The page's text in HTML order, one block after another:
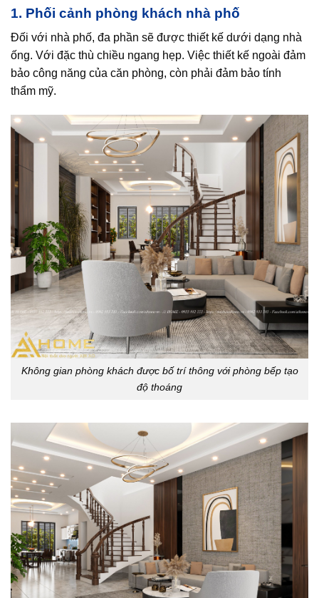
1. Phối cảnh phòng khách nhà phố
Đối với nhà phố, đa phần sẽ được thiết kế dưới dạng nhà
ống. Với đặc thù chiều ngang hẹp. Việc thiết kế ngoài đảm
bảo công năng của căn phòng, còn phải đảm bảo tính
thẩm mỹ.
Không gian phòng khách được bố trí thông với phòng bếp tạo
độ thoáng